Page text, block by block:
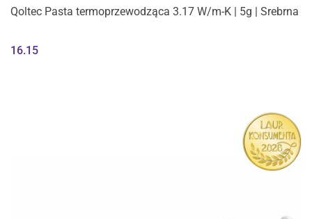
Qoltec Pasta termoprzewodząca 3.17 W/m-K | 5g | Srebrna
16.15